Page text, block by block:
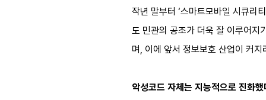
작년 말부터 ‘스마트모바일 시큐리
도 민관의 공조가 더욱 잘 이루어지
며, 이에 앞서 정보보호 산업이 커
악성코드 자체는 지능적으로 진화했